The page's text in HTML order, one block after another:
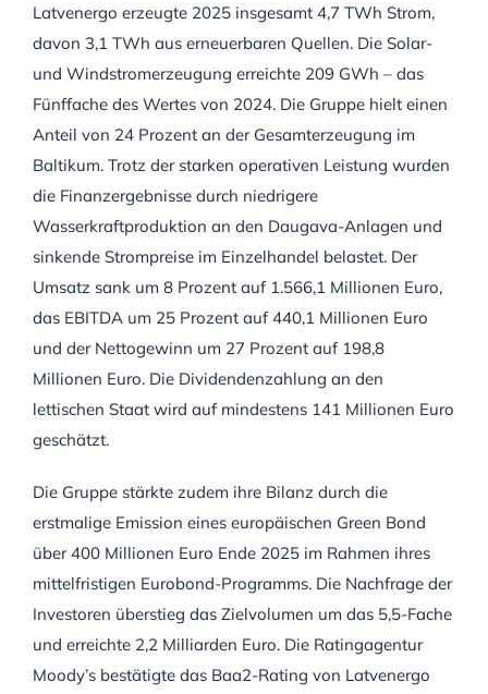
Latvenergo erzeugte 2025 insgesamt 4,7 TWh Strom,
davon 3,1 TWh aus erneuerbaren Quellen. Die Solar-
und Windstromerzeugung erreichte 209 GWh – das
Fünffache des Wertes von 2024. Die Gruppe hielt einen
Anteil von 24 Prozent an der Gesamterzeugung im
Baltikum. Trotz der starken operativen Leistung wurden
die Finanzergebnisse durch niedrigere
Wasserkraftproduktion an den Daugava-Anlagen und
sinkende Strompreise im Einzelhandel belastet. Der
Umsatz sank um 8 Prozent auf 1.566,1 Millionen Euro,
das EBITDA um 25 Prozent auf 440,1 Millionen Euro
und der Nettogewinn um 27 Prozent auf 198,8
Millionen Euro. Die Dividendenzahlung an den
lettischen Staat wird auf mindestens 141 Millionen Euro
geschätzt.
Die Gruppe stärkte zudem ihre Bilanz durch die
erstmalige Emission eines europäischen Green Bond
über 400 Millionen Euro Ende 2025 im Rahmen ihres
mittelfristigen Eurobond-Programms. Die Nachfrage der
Investoren überstieg das Zielvolumen um das 5,5-Fache
und erreichte 2,2 Milliarden Euro. Die Ratingagentur
Moody’s bestätigte das Baa2-Rating von Latvenergo